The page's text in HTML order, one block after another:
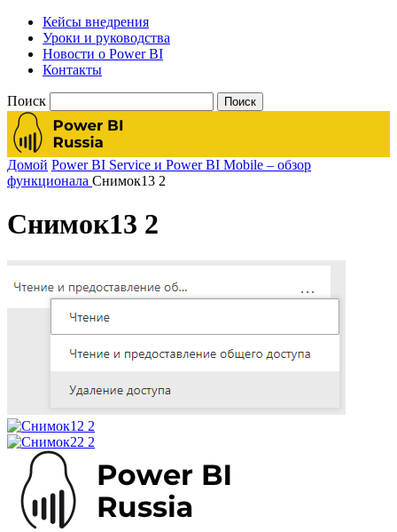
Кейсы внедрения
Уроки и руководства
Новости о Power BI
Контакты
Поиск
Домой Power BI Service и Power BI Mobile – обзор
функционала Снимок13 2
Снимок13 2